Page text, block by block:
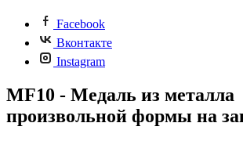
Facebook
Вконтакте
Instagram
MF10 - Медаль из металла
произвольной формы на